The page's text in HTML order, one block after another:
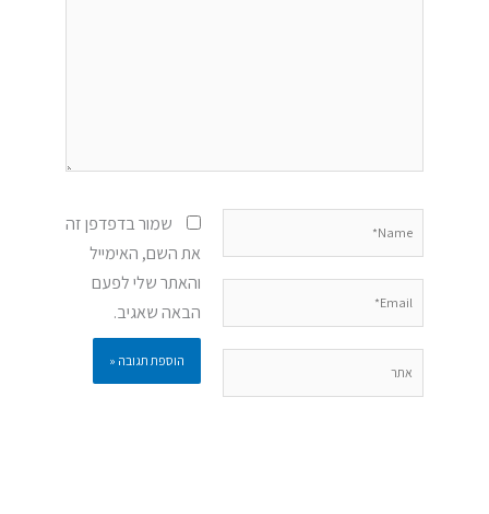
שמור בדפדפן זה
את השם, האימייל
והאתר שלי לפעם
הבאה שאגיב.